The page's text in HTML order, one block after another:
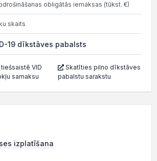
obligātās iemaksas (tūkst. €)
skaits
19 dīkstāves pabalsts
VID
samaksu
Skatīties pilno dīkstāves
pabalstu sarakstu
izplatīšana